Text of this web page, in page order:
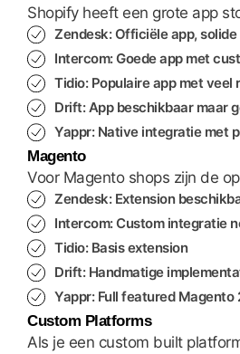
Shopify heeft een grote app
Zendesk:Officiële app,
Intercom:Goede app met
Tidio:Populaire app met veel
Drift:App beschikbaar maar
Yappr:Native integratie met
Magento
Voor Magento shops zijn de
Zendesk:Extension
Intercom:Custom integratie
Tidio:Basis extension
Drift:Handmatige
Yappr:Full featured Magento
Custom Platforms
Als je een custom built